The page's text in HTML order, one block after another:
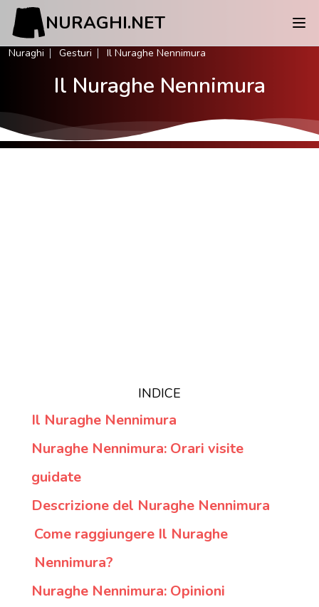
NURAGHI.NET
Nuraghi Gesturi Il Nuraghe Nennimura
Il Nuraghe Nennimura
INDICE
Il Nuraghe Nennimura
Nuraghe Nennimura: Orari visite
guidate
Descrizione del Nuraghe Nennimura
Come raggiungere Il Nuraghe
Nennimura?
Nuraghe Nennimura: Opinioni